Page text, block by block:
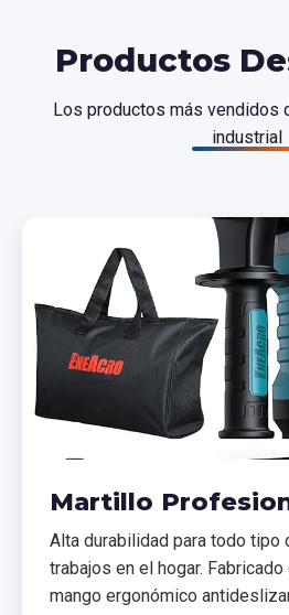
Productos
Los productos más vendidos
industrial
Martillo
Alta durabilidad para todo tipo
trabajos en el hogar.
mango ergonómico